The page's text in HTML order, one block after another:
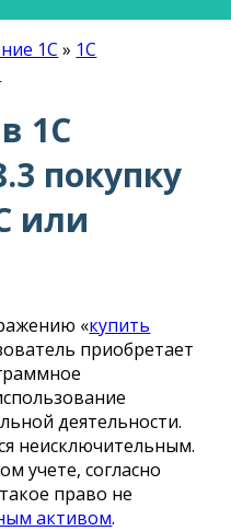
1С » 1С
1С
покупку
или
«купить
приобретает
деятельности.
неисключительным.
учете, согласно
право не
активом.